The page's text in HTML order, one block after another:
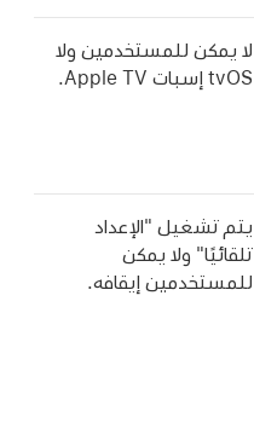
لا يمكن للمستخدمين ولا
tvOS إسبات
Apple TV
يتم تشغيل "الإعداد
تلقائيًا" ولا يمكن
للمستخدمين إيقافه.